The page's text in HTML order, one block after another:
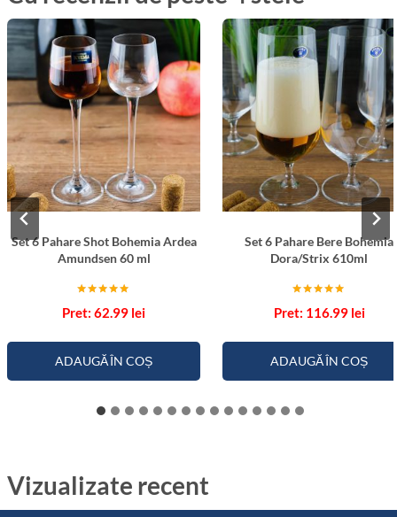
Set 6 Pahare Shot Bohemia Ardea
Amundsen 60 ml
5.00
62.99 lei
ADAUGĂ ÎN COȘ
Set 6 Pahare Bere Bohemia
Dora/Strix 610ml
5.00
116.99 lei
ADAUGĂ ÎN COȘ
Vizualizate recent